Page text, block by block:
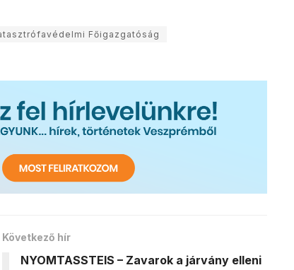
Főigazgatóság
Következő hír
NYOMTASSTEIS – Zavarok a járvány elleni